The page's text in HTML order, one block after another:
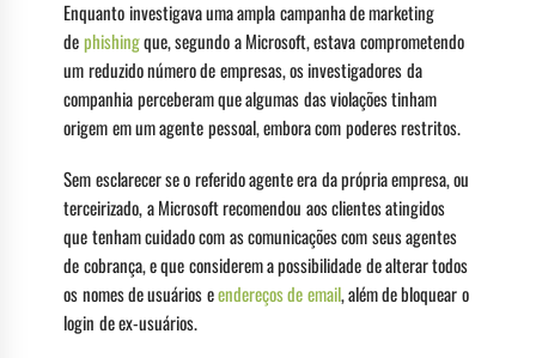
Enquanto investigava uma ampla campanha de marketing
dephishingque, segundo a Microsoft, estava comprometendo
um reduzido número de empresas, os investigadores da
companhia perceberam que algumas das violações tinham
origem em um agente pessoal, embora com poderes restritos.
Sem esclarecer se o referido agente era da própria empresa, ou
terceirizado, a Microsoft recomendou aos clientes atingidos
que tenham cuidado com as comunicações com seus agentes
de cobrança, e que considerem a possibilidade de alterar todos
os nomes de usuários eendereços de email, além de bloquear o
login de ex-usuários.